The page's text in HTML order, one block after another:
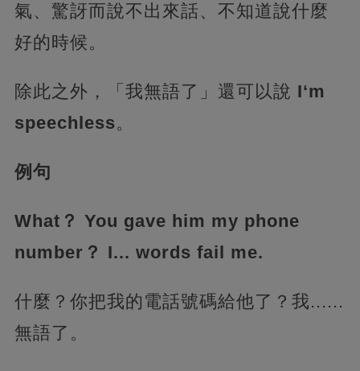
氣、驚訝而說不出來話、不知道說什麼
好的時候。
除此之外，「我無語了」還可以說 I‘m
speechless。
例句
What？ You gave him my phone
number？ I... words fail me.
什麼？你把我的電話號碼給他了？我......
無語了。